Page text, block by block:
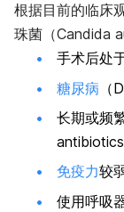
根据目前的临床
珠菌（Candida
手术后处
糖尿病
长期或频
免疫力较
使用呼吸